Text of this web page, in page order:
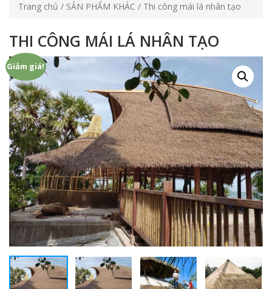
Trang chủ / SẢN PHẨM KHÁC / Thi công mái lá nhân tạo
THI CÔNG MÁI LÁ NHÂN TẠO
Giảm giá!